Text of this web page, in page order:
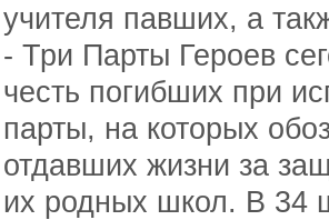
учителя павших, а
- Три Парты Героев
честь погибших при
парты, на которых
отдавших жизни за
их родных школ. В 34